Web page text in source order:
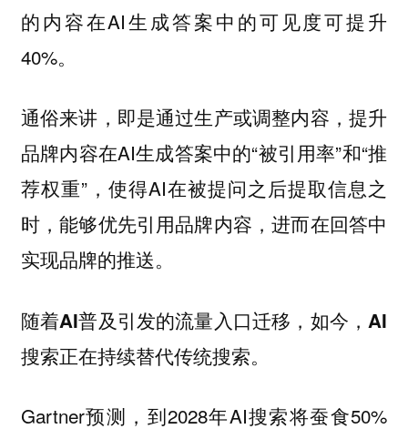
的内容在AI生成答案中的可见度可提升
40%。
通俗来讲，即是通过生产或调整内容，提升
品牌内容在AI生成答案中的“被引用率”和“推
荐权重”，使得AI在被提问之后提取信息之
时，能够优先引用品牌内容，进而在回答中
实现品牌的推送。
随着AI普及引发的流量入口迁移，如今，AI
搜索正在持续替代传统搜索。
Gartner预测，到2028年AI搜索将蚕食50%